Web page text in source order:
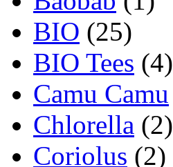
BIO (25)
BIO Tees (4)
Camu Camu
Chlorella (2)
Coriolus (2)